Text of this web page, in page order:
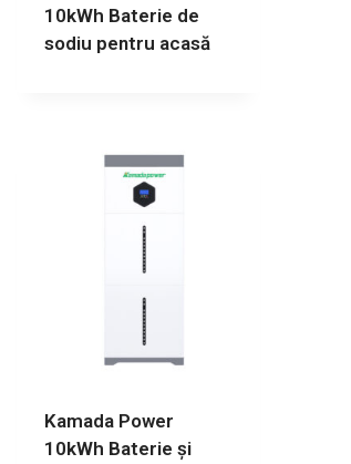
10kWh Baterie de
sodiu pentru acasă
Kamada Power
10kWh Baterie și